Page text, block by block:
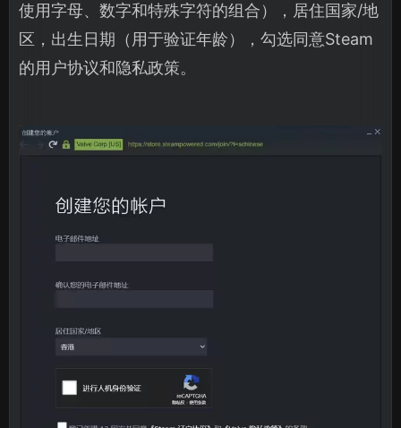
使用字母、数字和特殊字符的组合），居住国家/地
区，出生日期（用于验证年龄），勾选同意Steam
的用户协议和隐私政策。